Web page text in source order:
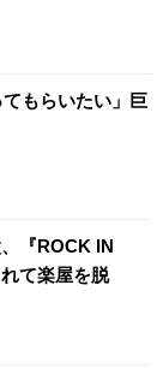
もらいたい」巨
『ROCK IN
て楽屋を脱